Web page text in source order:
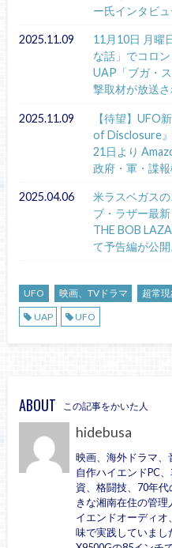
ー氏インタビ
2025.11.09
11月10日 月曜
な話」でコロ
UAP「ブガ・
撃取材が放送さ
2025.11.09
【待望】UFO
of Disclosure
21日より
政府・軍・諜
2025.04.06
米ラスベガス
ブ・ラザー最
THE BOB
て予告編が公開
UFO 映画、TVドラマ
超常現
UAP
UFO
ABOUT この記事をかいた人
hidebusa
映画、海外ドラマ、
自作ハイエンドPC
資、格闘技、70年
きな湘南在住の管
イエンドオーディ
味で実践していまし